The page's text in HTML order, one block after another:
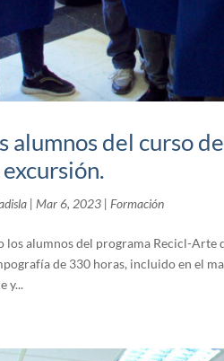
alumnos del curso
| Mar 6, 2023 | Formación
los alumnos del programa Recicl-Arte
de 330 horas, incluido en el
y...